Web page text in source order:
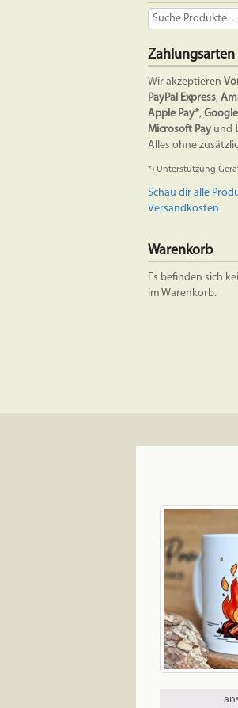
Zahlungsarten
Wir akzeptieren
PayPal Express,
Apple Pay*,
Microsoft Pay und
Alles ohne
*) Unterstützung
Schau dir alle
Versandkosten
Warenkorb
Es befinden sich
im Warenkorb.